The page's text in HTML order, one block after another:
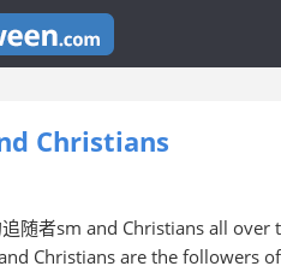
Christians
随者sm and Christians all
Christians are the followers